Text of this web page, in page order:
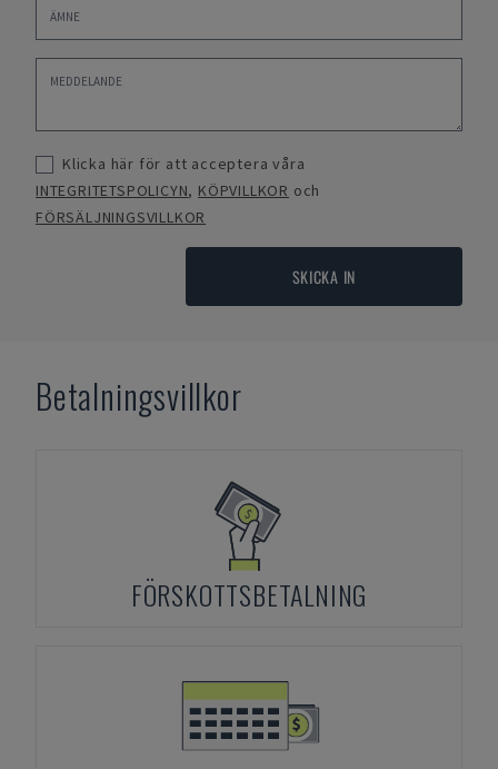
Klicka här för att acceptera våra
INTEGRITETSPOLICYN, KÖPVILLKOR och
FÖRSÄLJNINGSVILLKOR
SKICKA IN
Betalningsvillkor
FÖRSKOTTSBETALNING